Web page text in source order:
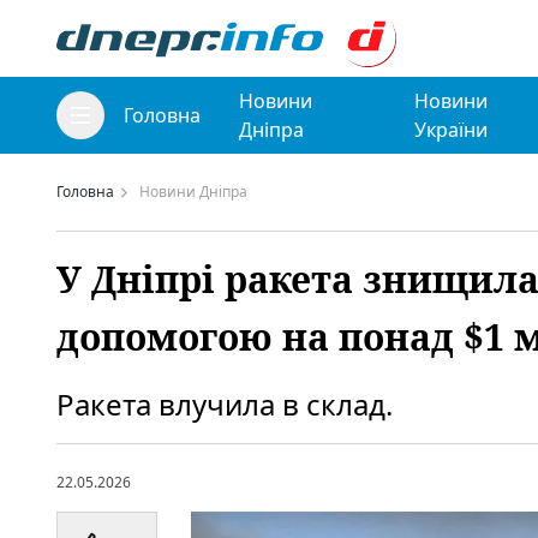
Головна
Новини
Дніпра
Новини
України
Головна Новини Дніпра
У Дніпрі ракета
допомогою на понад $1
Ракета влучила в склад.
22.05.2026